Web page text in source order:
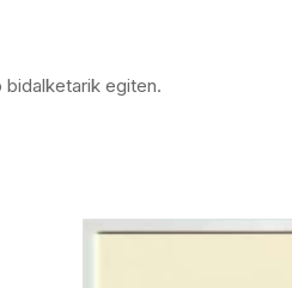
egiten.